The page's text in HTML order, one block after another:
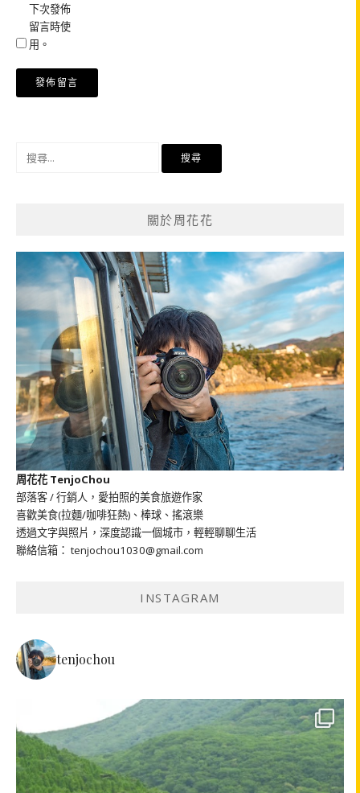
下次發佈
留言時使
用。
關於周花花
周花花 TenjoChou
部落客 / 行銷人，愛拍照的美食旅遊作家
喜歡美食(拉麵/咖啡狂熱)、棒球、搖滾樂
透過文字與照片，深度認識一個城市，輕輕聊聊生活
聯絡信箱： tenjochou1030@gmail.com
INSTAGRAM
tenjochou